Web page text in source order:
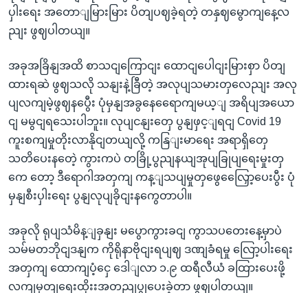
ပှါးရေး အတောျမြားမြား ပိတျပဈခဲ့ရတဲ့ တနှဈမွောကျနေ့လ
ညျး ဖွဈပါတယျ။
အခုအခြိနျအထိ စာသငျကြောငျး ထောငျပေါငျးမြားစှာ ပိတျ
ထားရဆဲ ဖွဈသလို သနျးနဲ့ခြီတဲ့ အလုပျသမားတှလေညျး အလု
ပျလကျမဲ့ဖွဈနပွေီး ပုံမှနျအခွနေရေောကျမယ့ျ အရိပျအယော
ငျ မမွငျရသေးပါဘူး။ လုပျငနျးတှေ ပွနျဖှင့ျရငျ Covid 19
ကူးစကျမှုတိုးလာနိုငျတယျလို့ ကနြျးမာရေး အရာရှိတှေ
သတိပေးနတေဲ့ ကွားကပဲ တခြို့ပွညျနယျအုပျခြုပျရေးမှုးတှ
ကေ တော့ ဒီရောဂါအတှကျ ကန့ျသပျမှုတှဖွေလြှေော့ပေးပွီး ပုံ
မှနျစီးပှါးရေး ပွနျလုပျခိုငျးနကွေတာပါ။
အခုလို ရုပျသံမိန့ျခှနျး မပွောကွားခငျ ကွာသပတေးနေ့မှာပဲ
သမ်မတဘိုငျဒနျက ကိုရိုနာဗိုငျးရပျဈ ဒဏျခံရမှု လြော့ပါးရေး
အတှကျ ထောကျပံ့ငှေ ဒေါျလာ ၁.၉ ထရီလီယံ ခထြားပေးဖို့
လကျမှတျရေးထိုးးအတညျပွုပေးခဲ့တာ ဖွဈပါတယျ။